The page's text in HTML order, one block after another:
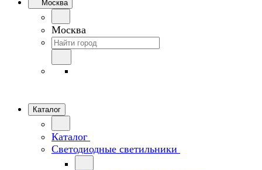
Москва
Москва
Каталог
Каталог
Светодиодные светильники